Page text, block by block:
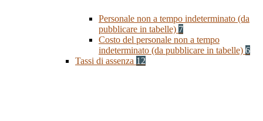
Personale non a tempo indeterminato (da
pubblicare in tabelle) 7
Costo del personale non a tempo
indeterminato (da pubblicare in tabelle) 6
Tassi di assenza 12